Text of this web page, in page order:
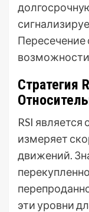
Пересечение
Стратегия
RSI
измеряет
движений.
эти уровни